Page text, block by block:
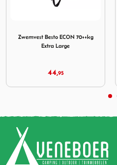
Zwemvest Besto ECON 70++kg
Extra Large
95